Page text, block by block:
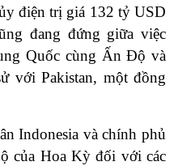
điện trị giá 132 tỷ USD
đang đứng giữa việc
Quốc cùng Ấn Độ và
với Pakistan, một đồng
Indonesia và chính phủ
của Hoa Kỳ đối với các